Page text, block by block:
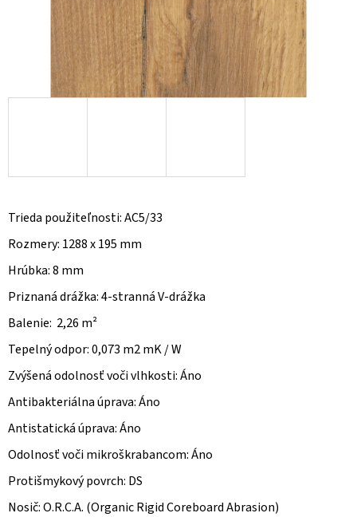
Trieda použiteľnosti: AC5/33
Rozmery: 1288 x 195 mm
Hrúbka: 8 mm
Priznaná drážka: 4-stranná V-drážka
Balenie: 2,26 m²
Tepelný odpor: 0,073 m2 mK / W
Zvýšená odolnosť voči vlhkosti: Áno
Antibakteriálna úprava: Áno
Antistatická úprava: Áno
Odolnosť voči mikroškrabancom: Áno
Protišmykový povrch: DS
Nosič: O.R.C.A. (Organic Rigid Coreboard Abrasion)